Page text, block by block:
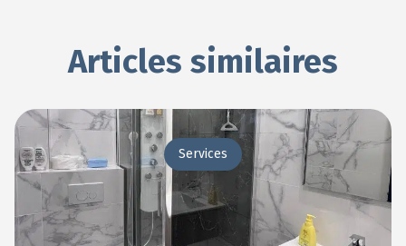
Articles similaires
Services